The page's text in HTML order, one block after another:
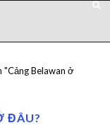
Belawan ở
ĐÂU?